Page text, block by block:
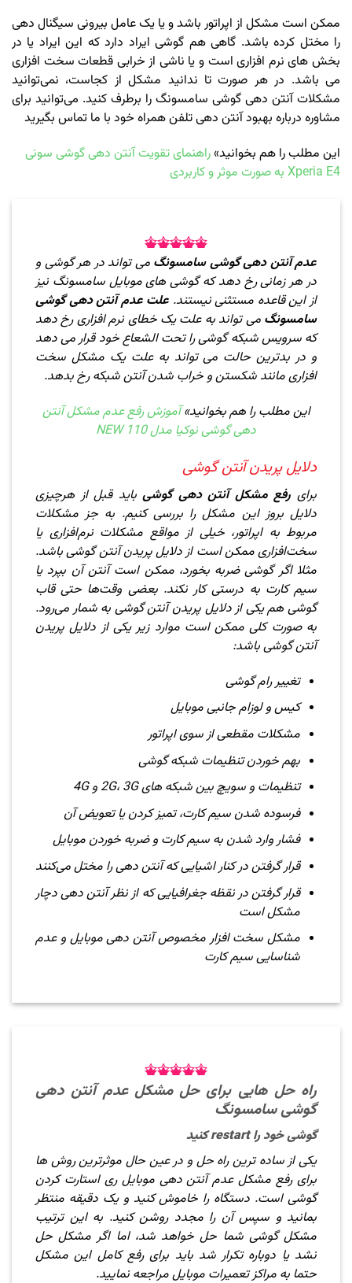
ممکن است مشکل از اپراتور باشد و یا یک عامل بیرونی سیگنال دهی
را مختل کرده باشد. گاهی هم گوشی ایراد دارد که این ایراد یا در
بخش های نرم افزاری است و یا ناشی از خرابی قطعات سخت افزاری
می باشد. در هر صورت تا ندانید مشکل از کجاست، نمی‌توانید
مشکلات آنتن دهی گوشی سامسونگ را برطرف کنید. می‌توانید برای
مشاوره درباره بهبود آنتن دهی تلفن همراه خود با ما تماس بگیرید
این مطلب را هم بخوانید»راهنمای تقویت آنتن دهی گوشی سونی
Xperia E4 به صورت موثر و کاربردی
عدم آنتن دهی گوشی سامسونگ می تواند در هر گوشی و
در هر زمانی رخ دهد که گوشی های موبایل سامسونگ نیز
از این قاعده مستثنی نیستند. علت عدم آنتن دهی گوشی
سامسونگ می تواند به علت یک خطای نرم افزاری رخ دهد
که سرویس شبکه گوشی را تحت الشعاع خود قرار می دهد
و در بدترین حالت می تواند به علت یک مشکل سخت
افزاری مانند شکستن و خراب شدن آنتن شبکه رخ بدهد.
این مطلب را هم بخوانید»آموزش رفع عدم مشکل آنتن
دهی گوشی نوکیا مدل NEW 110
دلایل پریدن آنتن گوشی
برایرفع مشکل آنتن دهی گوشیباید قبل از هرچیزی
دلایل بروز این مشکل را بررسی کنیم. به جز مشکلات
مربوط به اپراتور، خیلی از مواقع مشکلات نرم‌افزاری یا
سخت‌افزاری ممکن است از دلایل پریدن آنتن گوشی باشد.
مثلا اگر گوشی ضربه بخورد، ممکن است آنتن آن بپرد یا
سیم کارت به درستی کار نکند. بعضی وقت‌ها حتی قاب
گوشی هم یکی از دلایل پریدن آنتن گوشی به شمار می‌رود.
به صورت کلی ممکن است موارد زیر یکی از دلایل پریدن
آنتن گوشی باشد:
تغییر رام گوشی
کیس و لوزام جانبی موبایل
مشکلات مقطعی از سوی اپراتور
بهم خوردن تنظیمات شبکه گوشی
تنظیمات و سویچ بین شبکه های 2G، 3G و 4G
فرسوده شدن سیم کارت، تمیز کردن یا تعویض آن
فشار وارد شدن به سیم کارت و ضربه خوردن موبایل
قرار گرفتن در کنار اشیایی که آنتن دهی را مختل می‌کنند
قرار گرفتن در نقظه جغرافیایی که از نظر آنتن دهی دچار
مشکل است
مشکل سخت افزار مخصوص آنتن دهی موبایل و عدم
شناسایی سیم کارت
راه حل هایی برای حل مشکل عدم آنتن دهی
گوشی سامسونگ
گوشی خود را restart کنید
یکی از ساده ترین راه حل و در عین حال موثرترین روش ها
برای رفع مشکل عدم آنتن دهی موبایل ری استارت کردن
گوشی است. دستگاه را خاموش کنید و یک دقیقه منتظر
بمانید و سپس آن را مجدد روشن کنید. به این ترتیب
مشکل گوشی شما حل خواهد شد، اما اگر مشکل حل
نشد یا دوباره تکرار شد باید برای رفع کامل این مشکل
حتما به مراکز تعمیرات موبایل مراجعه نمایید.